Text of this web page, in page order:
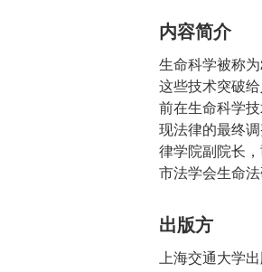
内容简介
生命科学被称
这些技术突破
前在生命科学
现法律的最终
律学院副院长
市法学会生命
出版方
上海交通大学